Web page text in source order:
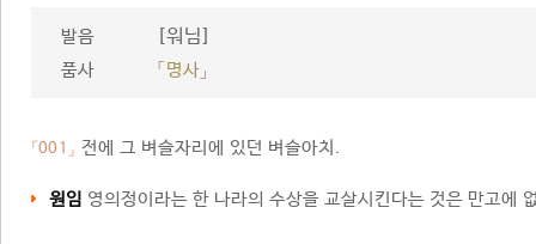
발음 [워님]
품사 「명사」
「001」 전에 그 벼슬자리에 있던 벼슬아치.
원임 영의정이라는 한 나라의 수상을 교살시킨다는 것은 만고